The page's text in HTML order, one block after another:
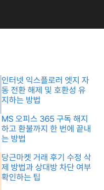
인터넷 익스플로러 엣지 자
동 전환 해제 및 호환성 유
지하는 방법
MS 오피스 365 구독 해지
하고 환불까지 한 번에 끝내
는 방법
당근마켓 거래 후기 수정 삭
제 방법과 상대방 차단 여부
확인하는 팁